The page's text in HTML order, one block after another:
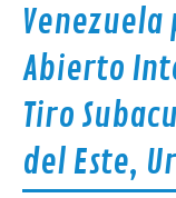
Abierto
Tiro
del Este,